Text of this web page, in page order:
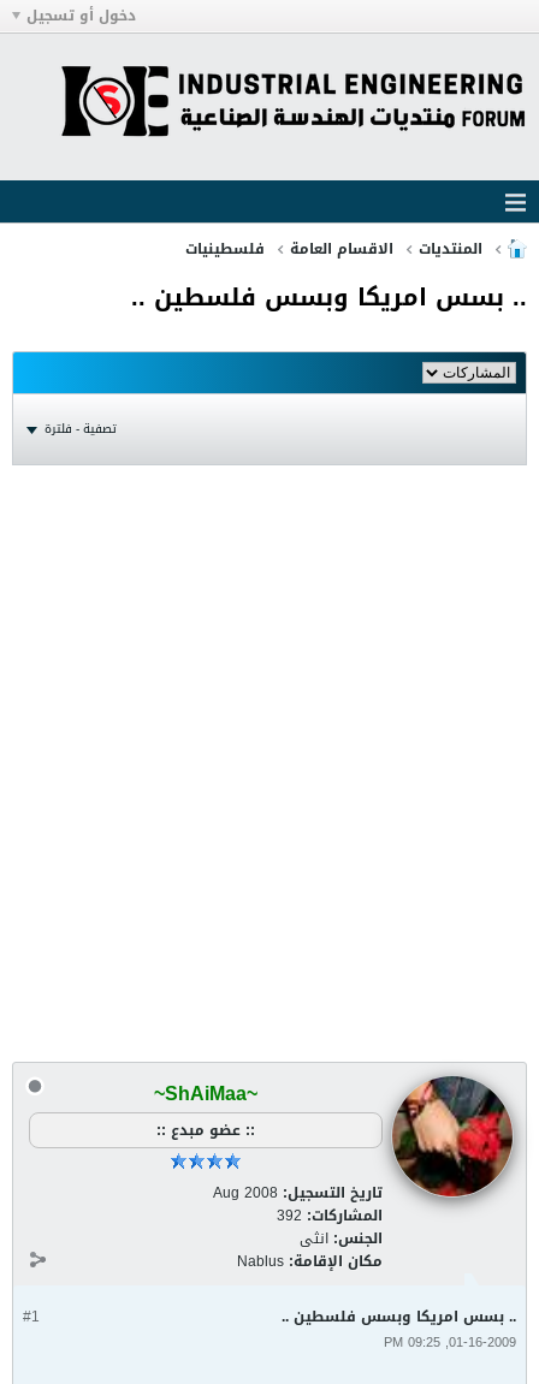
دخول أو تسجيل
المنتديات الاقسام العامة فلسطينيات
.. بسس امريكا وبسس فلسطين ..
تصفية - فلترة
~ShAiMaa~
:: عضو مبدع ::
تاريخ التسجيل: Aug 2008
المشاركات: 392
الجنس: انثى
مكان الإقامة: Nablus
#1 .. بسس امريكا وبسس فلسطين ..
01-16-2009, 09:25 PM